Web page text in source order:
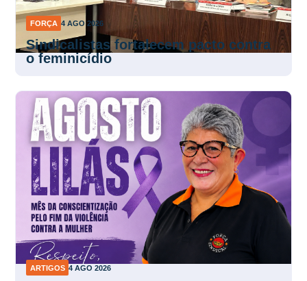
FORÇA 4 AGO 2026
Sindicalistas fortalecem pacto contra
o feminicídio
ARTIGOS 4 AGO 2026